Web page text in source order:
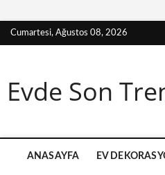
k
o
Cumartesi, Ağustos 08, 2026
Evde Son
ANASAYFA EV